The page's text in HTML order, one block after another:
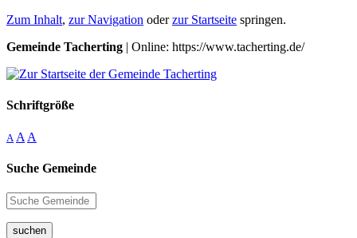
Zum Inhalt, zur Navigation oderzur Startseite springen.
Gemeinde Tacherting | Online: https://www.tacherting.de/
Schriftgröße
A A A
Suche Gemeinde
suchen